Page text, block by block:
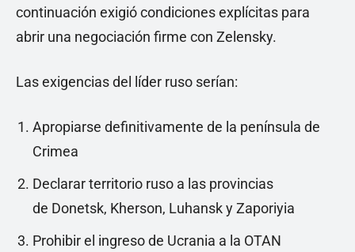
continuación exigió condiciones explícitas para
abrir una negociación firme con Zelensky.
Las exigencias del líder ruso serían:
Apropiarse definitivamente de la península de
Crimea
Declarar territorio ruso a las provincias
de Donetsk, Kherson, Luhansk y Zaporiyia
Prohibir el ingreso de Ucrania a la OTAN